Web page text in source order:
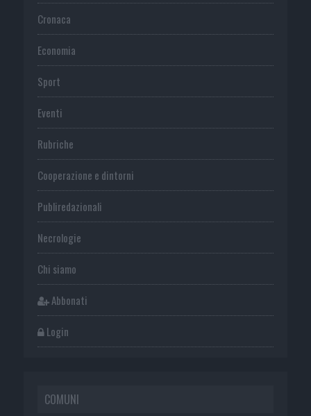
Cronaca
Economia
Sport
Eventi
Rubriche
Cooperazione e dintorni
Publiredazionali
Necrologie
Chi siamo
Abbonati
Login
COMUNI